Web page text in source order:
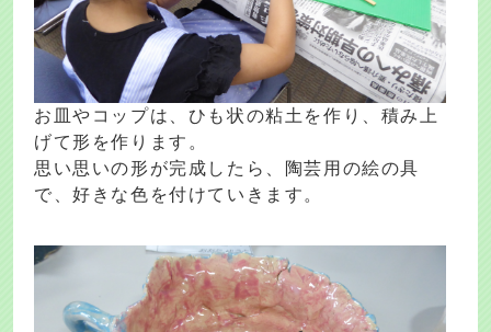
お皿やコップは、ひも状の粘土を作り、積み上
げて形を作ります。
思い思いの形が完成したら、陶芸用の絵の具
で、好きな色を付けていきます。